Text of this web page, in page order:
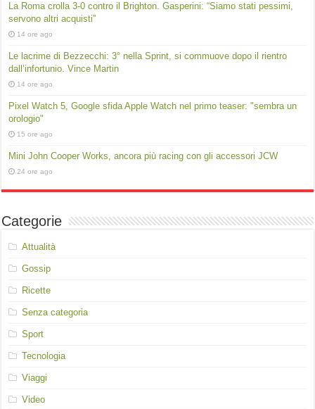
La Roma crolla 3-0 contro il Brighton. Gasperini: “Siamo stati pessimi,
servono altri acquisti”
14 ore ago
Le lacrime di Bezzecchi: 3° nella Sprint, si commuove dopo il rientro
dall’infortunio. Vince Martin
14 ore ago
Pixel Watch 5, Google sfida Apple Watch nel primo teaser: "sembra un
orologio"
15 ore ago
Mini John Cooper Works, ancora più racing con gli accessori JCW
24 ore ago
Categorie
Attualità
Gossip
Ricette
Senza categoria
Sport
Tecnologia
Viaggi
Video